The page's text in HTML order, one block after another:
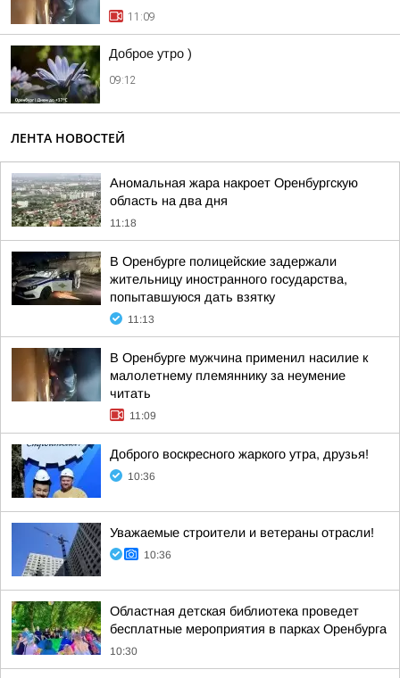
11:09
Доброе утро )
09:12
ЛЕНТА НОВОСТЕЙ
Аномальная жара накроет Оренбургскую
область на два дня
11:18
В Оренбурге полицейские задержали
жительницу иностранного государства,
попытавшуюся дать взятку
11:13
В Оренбурге мужчина применил насилие к
малолетнему племяннику за неумение
читать
11:09
Доброго воскресного жаркого утра, друзья!
10:36
Уважаемые строители и ветераны отрасли!
10:36
Областная детская библиотека проведет
бесплатные мероприятия в парках Оренбурга
10:30